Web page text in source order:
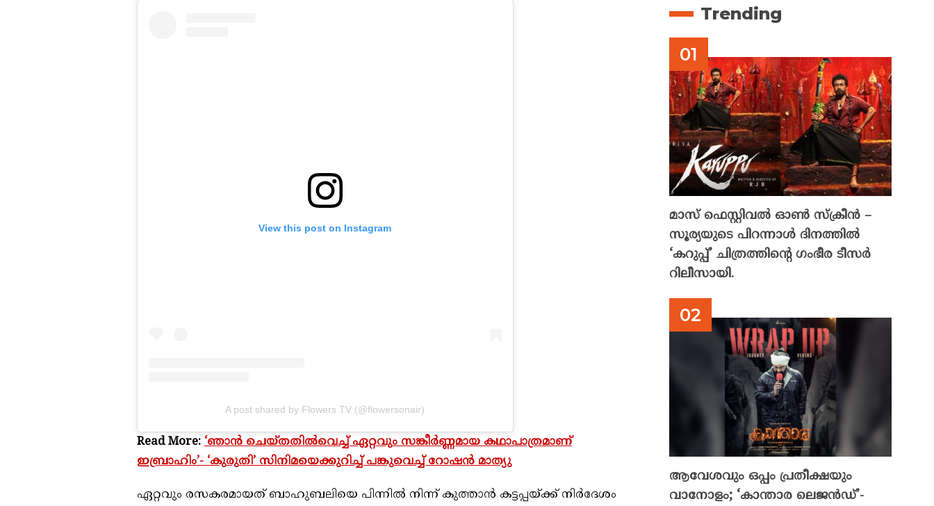
View this post on Instagram
A post shared by Flowers TV (@flowersonair)
Read More:‘ഞാൻ ചെയ്തതിൽവെച്ച് ഏറ്റവും സങ്കീർണ്ണമായ കഥാപാത്രമാണ്
ഇബ്രാഹിം’- ‘കുരുതി’ സിനിമയെക്കുറിച്ച് പങ്കുവെച്ച് റോഷൻ മാത്യു
ഏറ്റവും രസകരമായത് ബാഹുബലിയെ പിന്നിൽ നിന്ന് കുത്താൻ കട്ടപ്പയ്ക്ക് നിർദേശം
Trending
മാസ് ഫെസ്റ്റിവൽ ഓൺ സ്‌ക്രീൻ –
സൂര്യയുടെ പിറന്നാൾ ദിനത്തിൽ
‘കറുപ്പ്’ ചിത്രത്തിന്റെ ഗംഭീര ടീസർ
റിലീസായി.
ആവേശവും ഒപ്പം പ്രതീക്ഷയും
വാനോളം; ‘കാന്താര ലെജൻഡ്’-